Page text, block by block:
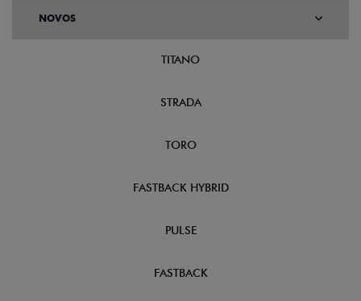
NOVOS
TITANO
STRADA
TORO
FASTBACK HYBRID
PULSE
FASTBACK